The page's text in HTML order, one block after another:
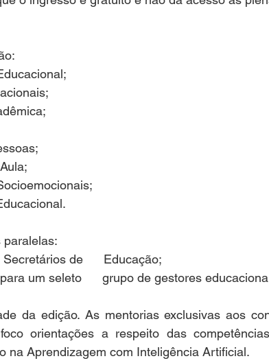
paralelas:
de      Educação;
um seleto      grupo de gestores
da edição. As mentorias exclusivas aos
orientações a respeito das
na Aprendizagem com Inteligência Artificial.